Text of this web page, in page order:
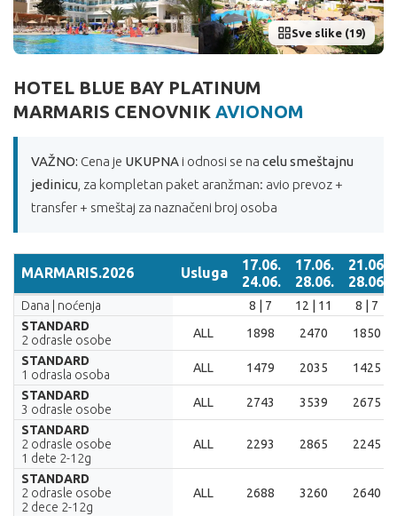
Sve slike (19)
HOTEL BLUE BAY PLATINUM
MARMARIS CENOVNIK AVIONOM
VAŽNO: Cena je UKUPNA i odnosi se na celu smeštajnu
jedinicu , za kompletan paket aranžman: avio prevoz +
transfer + smeštaj za naznačeni broj osoba
MARMARIS.2026 Usluga
17.06.
24.06.
17.06.
28.06.
21.06.
28.06.
MARMARIS.2026
17.06.
24.06.
17.06.
28.06.
21.06.
28.06.
Dana | noćenja 8 | 7 12 | 11
8 | 7
STANDARD
2 odrasle osobe
ALL 1898 2470
1850
STANDARD
1 odrasla osoba
ALL 1479 2035
1425
STANDARD
3 odrasle osobe
ALL 2743 3539
2675
STANDARD
2 odrasle osobe
1 dete 2-12g
ALL 2293 2865 2245
STANDARD
2 odrasle osobe
2 dece 2-12g
ALL 2688 3260 2640